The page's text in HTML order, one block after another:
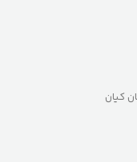
کیان